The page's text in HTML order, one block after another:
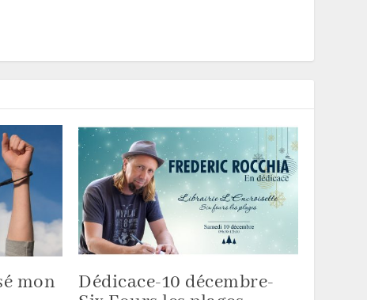
mon
Dédicace-10 décembre-